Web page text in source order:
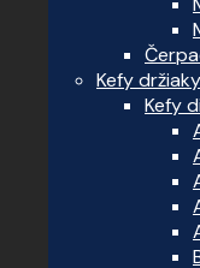
Kefy
Kefy